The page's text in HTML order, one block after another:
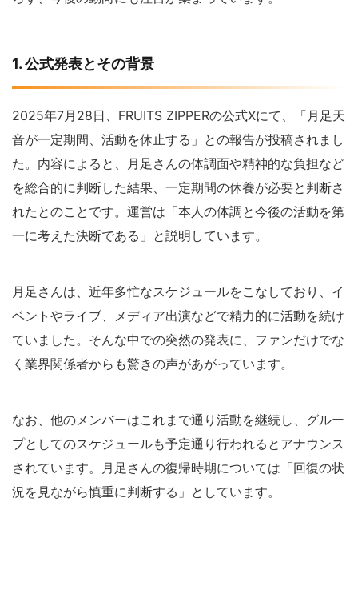
1. 公式発表とその背景
2025年7月28日、FRUITS ZIPPERの公式Xにて、「月足天
音が一定期間、活動を休止する」との報告が投稿されまし
た。内容によると、月足さんの体調面や精神的な負担など
を総合的に判断した結果、一定期間の休養が必要と判断さ
れたとのことです。運営は「本人の体調と今後の活動を第
一に考えた決断である」と説明しています。
月足さんは、近年多忙なスケジュールをこなしており、イ
ベントやライブ、メディア出演などで精力的に活動を続け
ていました。そんな中での突然の発表に、ファンだけでな
く業界関係者からも驚きの声があがっています。
なお、他のメンバーはこれまで通り活動を継続し、グルー
プとしてのスケジュールも予定通り行われるとアナウンス
されています。月足さんの復帰時期については「回復の状
況を見ながら慎重に判断する」としています。